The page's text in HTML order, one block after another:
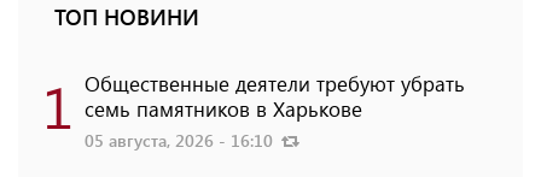
ТОП НОВИНИ
1 Общественные деятели требуют убрать
семь памятников в Харькове
05 августа, 2026 - 16:10